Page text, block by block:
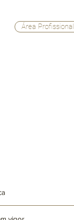
Área Profissional